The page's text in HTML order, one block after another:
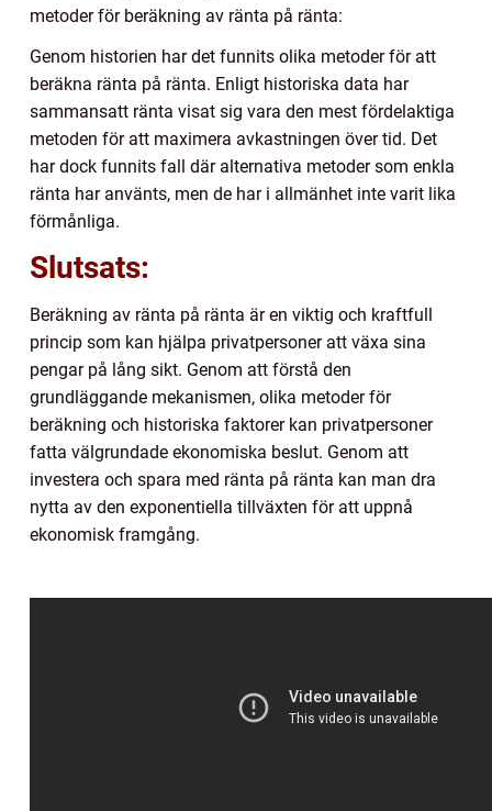
metoder för beräkning av ränta på ränta:
Genom historien har det funnits olika metoder för att
beräkna ränta på ränta. Enligt historiska data har
sammansatt ränta visat sig vara den mest fördelaktiga
metoden för att maximera avkastningen över tid. Det
har dock funnits fall där alternativa metoder som enkla
ränta har använts, men de har i allmänhet inte varit lika
förmånliga.
Slutsats:
Beräkning av ränta på ränta är en viktig och kraftfull
princip som kan hjälpa privatpersoner att växa sina
pengar på lång sikt. Genom att förstå den
grundläggande mekanismen, olika metoder för
beräkning och historiska faktorer kan privatpersoner
fatta välgrundade ekonomiska beslut. Genom att
investera och spara med ränta på ränta kan man dra
nytta av den exponentiella tillväxten för att uppnå
ekonomisk framgång.